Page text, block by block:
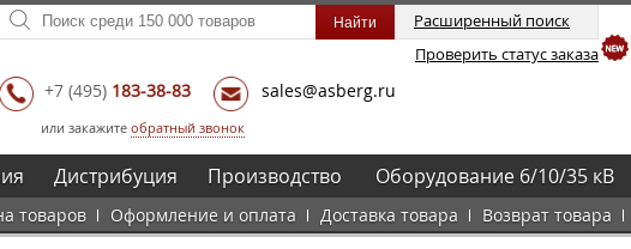
Расширенный поиск
Проверить статус заказа
+7 (495) 183-38-83 sales@asberg.ru
или закажите обратный звонок
товаров Оформление и оплата Доставка товара Возврат товара
Дистрибуция Производство Оборудование 6/10/35 кВ